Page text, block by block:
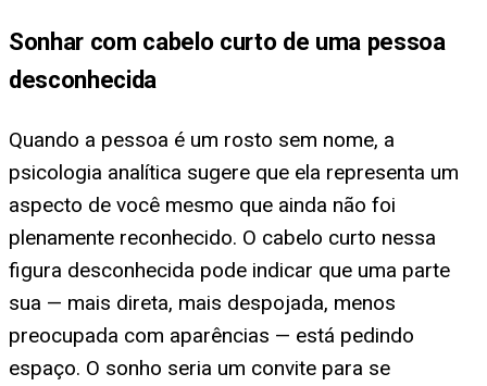
Sonhar com cabelo curto de uma pessoa
desconhecida
Quando a pessoa é um rosto sem nome, a
psicologia analítica sugere que ela representa um
aspecto de você mesmo que ainda não foi
plenamente reconhecido. O cabelo curto nessa
figura desconhecida pode indicar que uma parte
sua — mais direta, mais despojada, menos
preocupada com aparências — está pedindo
espaço. O sonho seria um convite para se